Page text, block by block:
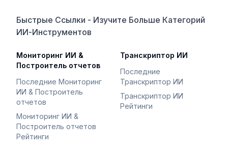
Быстрые Ссылки - Изучите Больше Категорий
ИИ-Инструментов
Мониторинг ИИ &
Построитель отчетов
Последние Мониторинг
ИИ & Построитель
отчетов
Мониторинг ИИ &
Построитель отчетов
Рейтинги
Транскриптор ИИ
Последние
Транскриптор ИИ
Транскриптор ИИ
Рейтинги